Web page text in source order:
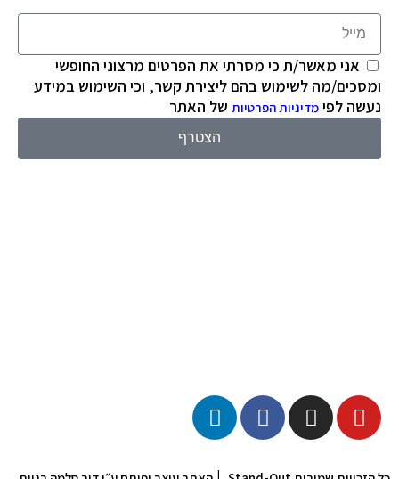
אני מאשר/ת כי מסרתי את הפרטים מרצוני החופשי
ומסכים/מה לשימוש בהם ליצירת קשר, וכי השימוש במידע
נעשה לפי מדיניות הפרטיות של האתר
הצטרף